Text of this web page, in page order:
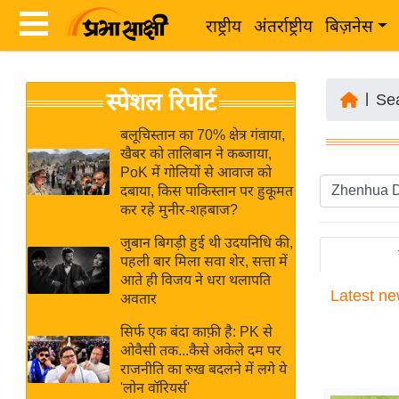
राष्ट्रीय अंतर्राष्ट्रीय बिज़नेस
News
Hindi
Hindi
Live
News in
Hindi
ब
र
अंतर्राष्ट्रीय
बिज़नेस
उद्योग
विशेषज्ञ
राय
स्पेशल रिपोर्ट
बलूचिस्तान का 70% क्षेत्र गंवाया,
खैबर को तालिबान ने कब्जाया,
PoK में गोलियों से आवाज को
दबाया, किस पाकिस्तान पर हुकूमत
कर रहे मुनीर-शहबाज?
जुबान बिगड़ी हुई थी उदयनिधि की,
पहली बार मिला सवा शेर, सत्ता में
आते ही विजय ने धरा थलापति
अवतार
सिर्फ एक बंदा काफ़ी है: PK से
ओवैसी तक...कैसे अकेले दम पर
राजनीति का रुख बदलने में लगे ये
'लोन वॉरियर्स'
Latest